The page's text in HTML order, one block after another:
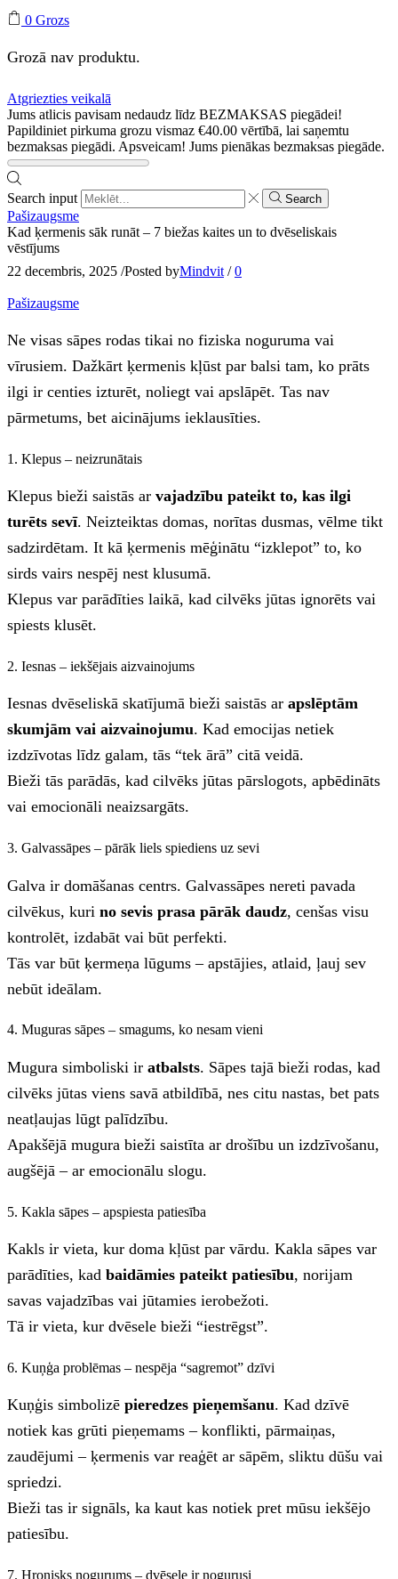
0 Grozs
Grozā nav produktu.
Atgriezties veikalā
Jums atlicis pavisam nedaudz līdz BEZMAKSAS piegādei!
Papildiniet pirkuma grozu vismaz €40.00 vērtībā, lai saņemtu
bezmaksas piegādi. Apsveicam! Jums pienākas bezmaksas piegāde.
Search input Search
Pašizaugsme
Kad ķermenis sāk runāt – 7 biežas kaites un to dvēseliskais
vēstījums
22 decembris, 2025 /Posted byMindvit / 0
Pašizaugsme
Ne visas sāpes rodas tikai no fiziska noguruma vai
vīrusiem. Dažkārt ķermenis kļūst par balsi tam, ko prāts
ilgi ir centies izturēt, noliegt vai apslāpēt. Tas nav
pārmetums, bet aicinājums ieklausīties.
1. Klepus – neizrunātais
Klepus bieži saistās ar vajadzību pateikt to, kas ilgi
turēts sevī. Neizteiktas domas, norītas dusmas, vēlme tikt
sadzirdētam. It kā ķermenis mēģinātu “izklepot” to, ko
sirds vairs nespēj nest klusumā.
Klepus var parādīties laikā, kad cilvēks jūtas ignorēts vai
spiests klusēt.
2. Iesnas – iekšējais aizvainojums
Iesnas dvēseliskā skatījumā bieži saistās ar apslēptām
skumjām vai aizvainojumu. Kad emocijas netiek
izdzīvotas līdz galam, tās “tek ārā” citā veidā.
Bieži tās parādās, kad cilvēks jūtas pārslogots, apbēdināts
vai emocionāli neaizsargāts.
3. Galvassāpes – pārāk liels spiediens uz sevi
Galva ir domāšanas centrs. Galvassāpes nereti pavada
cilvēkus, kuri no sevis prasa pārāk daudz, cenšas visu
kontrolēt, izdabāt vai būt perfekti.
Tās var būt ķermeņa lūgums – apstājies, atlaid, ļauj sev
nebūt ideālam.
4. Muguras sāpes – smagums, ko nesam vieni
Mugura simboliski ir atbalsts. Sāpes tajā bieži rodas, kad
cilvēks jūtas viens savā atbildībā, nes citu nastas, bet pats
neatļaujas lūgt palīdzību.
Apakšējā mugura bieži saistīta ar drošību un izdzīvošanu,
augšējā – ar emocionālu slogu.
5. Kakla sāpes – apspiesta patiesība
Kakls ir vieta, kur doma kļūst par vārdu. Kakla sāpes var
parādīties, kad baidāmies pateikt patiesību, norijam
savas vajadzības vai jūtamies ierobežoti.
Tā ir vieta, kur dvēsele bieži “iestrēgst”.
6. Kuņģa problēmas – nespēja “sagremot” dzīvi
Kuņģis simbolizē pieredzes pieņemšanu. Kad dzīvē
notiek kas grūti pieņemams – konflikti, pārmaiņas,
zaudējumi – ķermenis var reaģēt ar sāpēm, sliktu dūšu vai
spriedzi.
Bieži tas ir signāls, ka kaut kas notiek pret mūsu iekšējo
patiesību.
7. Hronisks nogurums – dvēsele ir nogurusi